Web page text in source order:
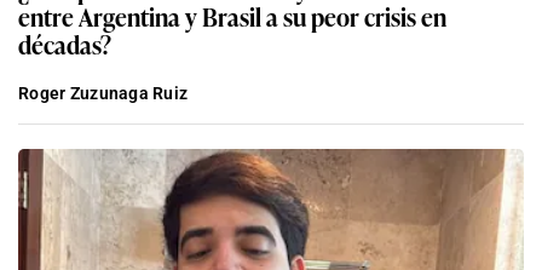
entre Argentina y Brasil a su peor crisis en
décadas?
Roger Zuzunaga Ruiz